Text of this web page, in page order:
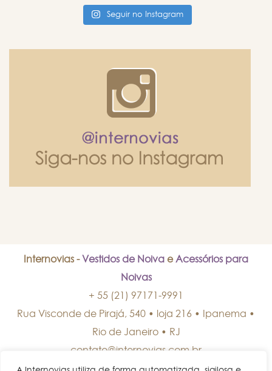
Seguir no Instagram
Internovias - Vestidos de Noiva e Acessórios para
Noivas
+ 55 (21) 97171-9991
Rua Visconde de Pirajá, 540 • loja 216 • Ipanema •
Rio de Janeiro• RJ
contato@internovias.com.br